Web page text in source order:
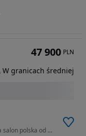
1199 cm3 • 83 KM • Citroen C3 Shine benzyna salon polska od Dealera
47 900 PLN
W granicach średniej